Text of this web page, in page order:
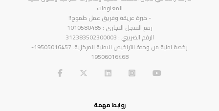
المعلومات
- خبرة عريقة وفريق عمل طموح!!
رقم السجل التجاري : 1010580485
الرقم الضريبي : 312383502300003
رخصة امنية من وحدة التراخيص الامنية المركزية: 19505016457-
19506016468
روابط مهمة